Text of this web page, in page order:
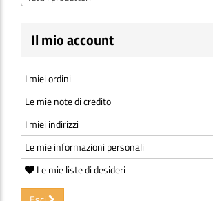
Il mio account
I miei ordini
Le mie note di credito
I miei indirizzi
Le mie informazioni personali
Le mie liste di desideri